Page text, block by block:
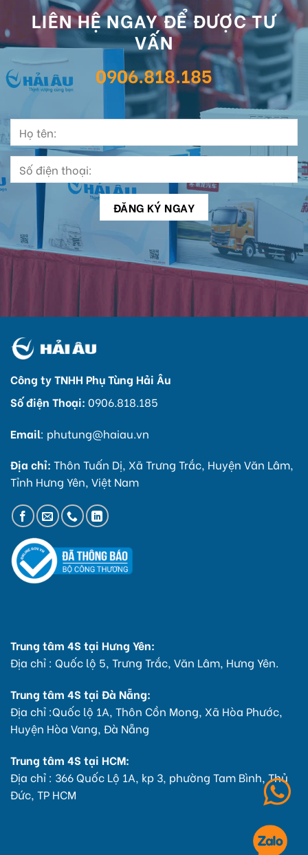
LIÊN HỆ NGAY ĐỂ ĐƯỢC TƯ
VẤN
0906.818.185
Công ty TNHH Phụ Tùng Hải Âu
Số điện Thoại: 0906.818.185
Email: phutung@haiau.vn
Địa chỉ: Thôn Tuấn Dị, Xã Trưng Trắc, Huyện Văn Lâm,
Tỉnh Hưng Yên, Việt Nam
Trung tâm 4S tại Hưng Yên:
Địa chỉ : Quốc lộ 5, Trưng Trắc, Văn Lâm, Hưng Yên.
Trung tâm 4S tại Đà Nẵng:
Địa chỉ :Quốc lộ 1A, Thôn Cồn Mong, Xã Hòa Phước,
Huyện Hòa Vang, Đà Nẵng
Trung tâm 4S tại HCM:
Địa chỉ : 366 Quốc Lộ 1A, kp 3, phường Tam Bình, Thủ
Đức, TP HCM